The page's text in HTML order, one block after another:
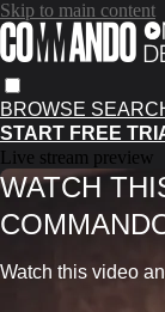
Skip to main content
BROWSE
START FREE
Live stream preview
WATCH
Watch this video